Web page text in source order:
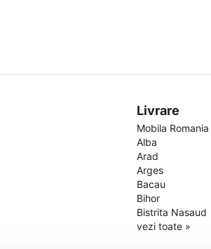
Livrare
Mobila Romania
Alba
Arad
Arges
Bacau
Bihor
Bistrita Nasaud
vezi toate »